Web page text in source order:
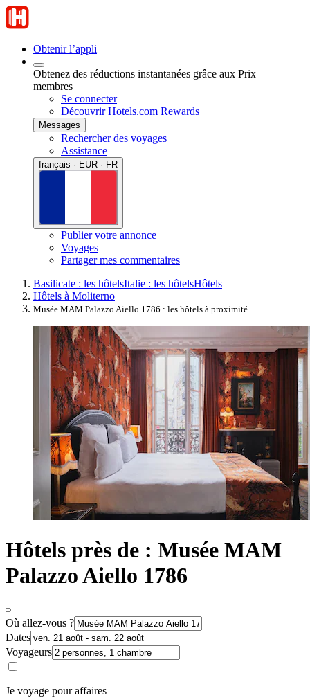
Obtenir l’appli
Obtenez des réductions instantanées grâce aux Prix
membres
Se connecter
Découvrir Hotels.com Rewards
Messages
Rechercher des voyages
Assistance
français · EUR · FR
Publier votre annonce
Voyages
Partager mes commentaires
Basilicate : les hôtelsItalie : les hôtelsHôtels
Hôtels à Moliterno
Musée MAM Palazzo Aiello 1786 : les hôtels à proximité
Hôtels près de : Musée MAM
Palazzo Aiello 1786
Où allez-vous ?
Dates
Voyageurs
Je voyage pour affaires